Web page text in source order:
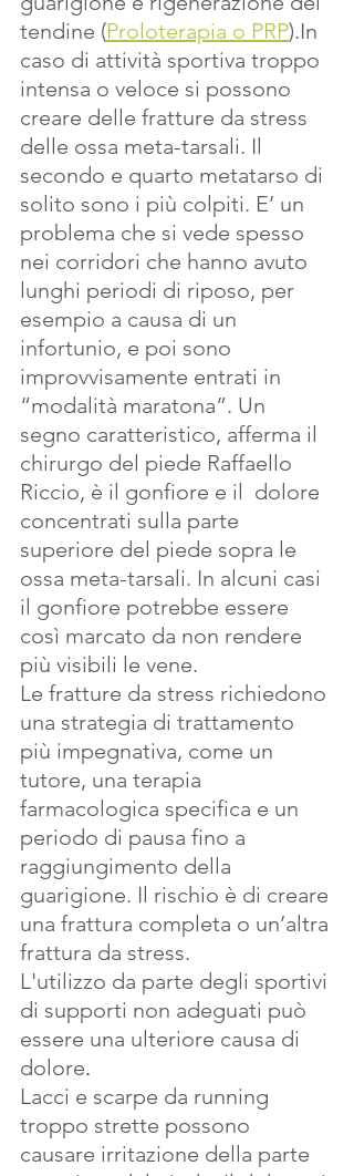
tendine (Proloterapia o PRP).In
caso di attività sportiva troppo
intensa o veloce si possono
creare delle fratture da stress
delle ossa meta-tarsali. Il
secondo e quarto metatarso di
solito sono i più colpiti. E’ un
problema che si vede spesso
nei corridori che hanno avuto
lunghi periodi di riposo, per
esempio a causa di un
infortunio, e poi sono
improvvisamente entrati in
“modalità maratona”. Un
segno caratteristico, afferma il
chirurgo del piede Raffaello
Riccio, è il gonfiore e il  dolore
concentrati sulla parte
superiore del piede sopra le
ossa meta-tarsali. In alcuni casi
il gonfiore potrebbe essere
così marcato da non rendere
più visibili le vene.
Le fratture da stress richiedono
una strategia di trattamento
più impegnativa, come un
tutore, una terapia
farmacologica specifica e un
periodo di pausa fino a
raggiungimento della
guarigione. Il rischio è di creare
una frattura completa o un’altra
frattura da stress.
L'utilizzo da parte degli sportivi
di supporti non adeguati può
essere una ulteriore causa di
dolore.
Lacci e scarpe da running
troppo strette possono
causare irritazione della parte